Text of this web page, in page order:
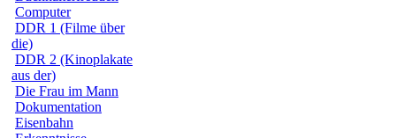
Computer
DDR 1 (Filme über
die)
DDR 2 (Kinoplakate
aus der)
Die Frau im Mann
Dokumentation
Eisenbahn